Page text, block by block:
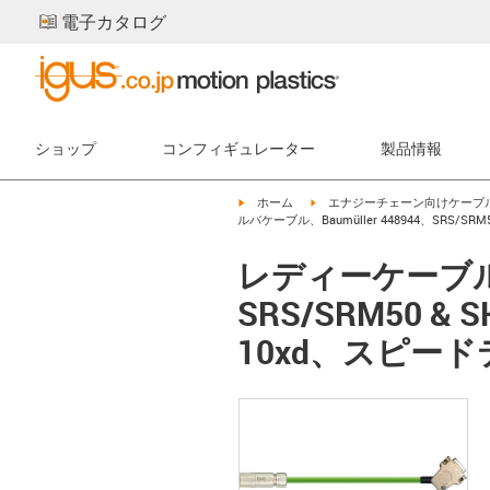
電子カタログ
ショップ コンフィギュレーター 製品情報
igus-icon-arrow-right
ホーム igus-icon-arrow-right
エナジーチェーン向けケーブ
ルバケーブル、Baumüller 448944、SRS/
レディーケーブ
SRS/SRM50 &
10xd、スピード